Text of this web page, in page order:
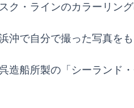
ク・ラインのカラーリング
沖で自分で撮った写真を
造船所製の「シーランド